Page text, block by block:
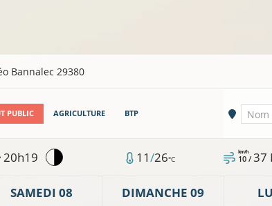
Bannalec 29380
PUBLIC AGRICULTURE BTP VilleNom
20h19 11/26°C 10 /
km/h 37
SAMEDI 08 DIMANCHE 09